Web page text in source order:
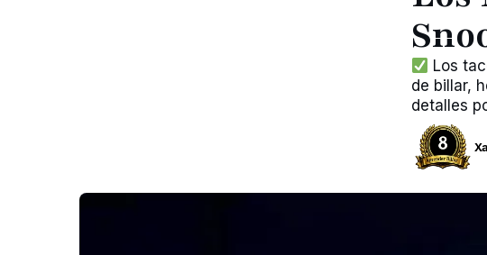
Los
de billar,
detalles